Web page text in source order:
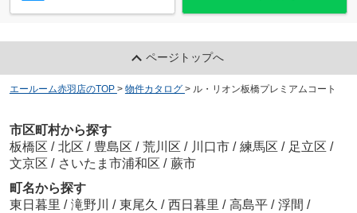
ページトップへ
エールーム赤羽店のTOP > 物件カタログ > ル・リオン板橋プレミアムコート
市区町村から探す
板橋区 / 北区 / 豊島区 / 荒川区 / 川口市 / 練馬区 / 足立区 /
文京区 / さいたま市浦和区 / 蕨市
町名から探す
東日暮里 / 滝野川 / 東尾久 / 西日暮里 / 高島平 / 浮間 /